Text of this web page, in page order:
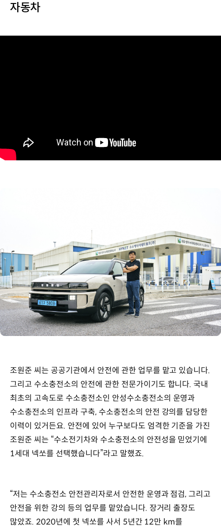
자동차
조원준 씨는 공공기관에서 안전에 관한 업무를 맡고 있습니다.
그리고 수소충전소의 안전에 관한 전문가이기도 합니다. 국내
최초의 고속도로 수소충전소인 안성수소충전소의 운영과
수소충전소의 인프라 구축, 수소충전소의 안전 강의를 담당한
이력이 있거든요. 안전에 있어 누구보다도 엄격한 기준을 가진
조원준 씨는 “수소전기차와 수소충전소의 안전성을 믿었기에
1세대 넥쏘를 선택했습니다”라고 말했죠.
“저는 수소충전소 안전관리자로서 안전한 운영과 점검, 그리고
안전을 위한 강의 등의 업무를 맡았습니다. 장거리 출장도
많았죠. 2020년에 첫 넥쏘를 사서 5년간 12만 km를